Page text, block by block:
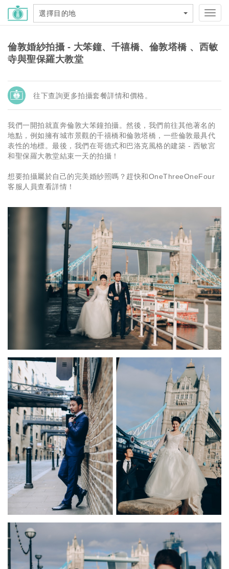
選擇目的地
倫敦婚紗拍攝 - 大笨鐘、千禧橋、倫敦塔橋 、西敏
寺與聖保羅大教堂
往下查詢更多拍攝套餐詳情和價格。
我們一開拍就直奔倫敦大笨鐘拍攝。然後，我們前往其他著名的
地點，例如擁有城市景觀的千禧橋和倫敦塔橋，一些倫敦最具代
表性的地標。最後，我們在哥德式和巴洛克風格的建築 - 西敏宮
和聖保羅大教堂結束一天的拍攝！
想要拍攝屬於自己的完美婚紗照嗎？趕快和OneThreeOneFour
客服人員查看詳情！